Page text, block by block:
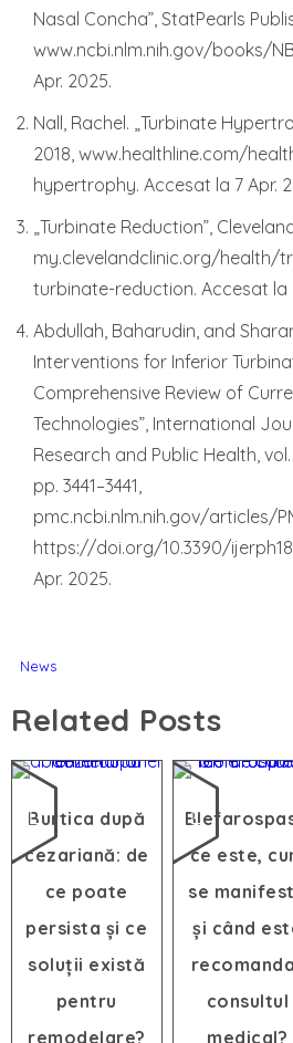
Nasal Concha”, StatPearls
www.ncbi.nlm.nih.gov/books/
Apr. 2025.
Nall, Rachel. „Turbinate
2018, www.healthline.com/
hypertrophy. Accesat la 7 Apr.
„Turbinate Reduction”,
my.clevelandclinic.org/health/
turbinate-reduction. Accesat la
Abdullah, Baharudin, and
Interventions for Inferior
Comprehensive Review of
Technologies”, International
Research and Public Health, vol.
pp. 3441–3441,
pmc.ncbi.nlm.nih.gov/articles/
https://doi.org/10.3390/
Apr. 2025.
News
Related Posts
Burtica după
cezariană: de
ce poate
persista și ce
soluții există
pentru
remodelare?
ce este,
se
și când
consultul
medical?